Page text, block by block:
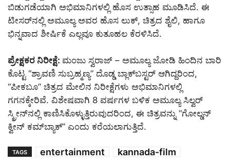
ಬಿಡುಗಡೆಯಾಗಿ ಅಭಿಮಾನಿಗಳಲ್ಲಿ ಹೊಸ ಉತ್ಸಾಹ ಮೂಡಿಸಿದೆ. ಈ
ಟೀಸರ್‌ನಲ್ಲಿ ಅಮೂಲ್ಯ ಅವರ ಹೊಸ ಲುಕ್, ಚಿತ್ರದ ಶೈಲಿ, ಹಾಗೂ
ಭಿನ್ನವಾದ ಶೀರ್ಷಿಕೆ ಎಲ್ಲವೂ ಕುತೂಹಲ ಕೆರಳಿಸಿದೆ.
ಪ್ರೇಕ್ಷಕರ ನಿರೀಕ್ಷೆ: ಮಂಜು ಸ್ವರಾಜ್ – ಅಮೂಲ್ಯ ಜೋಡಿ ಹಿಂದಿನ ಬಾರಿ
ಕೊಟ್ಟ “ಶ್ರಾವಣಿ ಸುಬ್ರಹ್ಮಣ್ಯ” ದೊಡ್ಡ ಬ್ಲಾಕ್‌ಬಸ್ಟರ್ ಆಗಿದ್ದರಿಂದ,
“ಪೀಕಬೂ” ಚಿತ್ರದ ಮೇಲಿನ ನಿರೀಕ್ಷೆಗಳು ಅಭಿಮಾನಿಗಳಲ್ಲಿ
ಗಗನಕ್ಕೇರಿವೆ. ವಿಶೇಷವಾಗಿ 8 ವರ್ಷಗಳ ಬಳಿಕ ಅಮೂಲ್ಯ ಸಿಲ್ವರ್
ಸ್ಕ್ರೀನ್‌ನಲ್ಲಿ ಕಾಣಿಸಿಕೊಳ್ಳುತ್ತಿರುವುದರಿಂದ, ಈ ಚಿತ್ರವನ್ನು “ಗೋಲ್ಡನ್
ಕ್ವೀನ್ ಕಮ್‌ಬ್ಯಾಕ್” ಎಂದು ಕರೆಯಲಾಗುತ್ತಿದೆ.
TAGS entertainment kannada-film